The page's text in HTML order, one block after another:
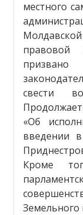
местного
свести
«Об
введении
Кроме
Земельного